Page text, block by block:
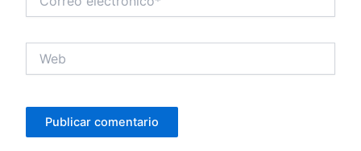
electrónico*